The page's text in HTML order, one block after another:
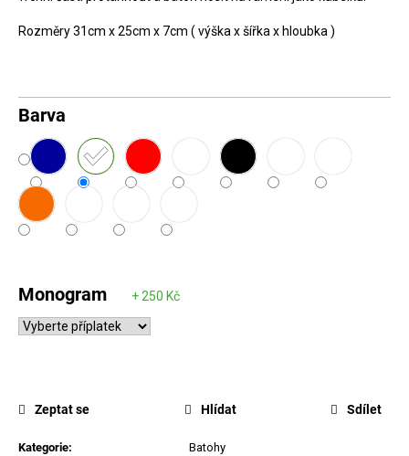
Barva
Monogram
Rozměry 31cm x 25cm x 7cm ( výška x šířka x hloubka )
Kategorie:
Batohy
Zeptat se Hlídat Sdílet
č
u
m
e